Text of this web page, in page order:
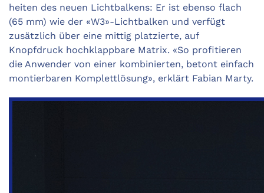
heiten des neuen Lichtbalkens: Er ist ebenso flach
(65 mm) wie der «W3»-Lichtbalken und verfügt
zusätzlich über eine mittig platzierte, auf
Knopfdruck hochklappbare Matrix. «So profitieren
die Anwender von einer kombinierten, betont einfach
montierbaren Komplettlösung», erklärt Fabian Marty.